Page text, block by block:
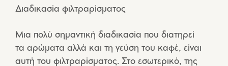
Διαδικασία φιλτραρίσματος
Μια πολύ σημαντική διαδικασία που διατηρεί
τα αρώματα αλλά και τη γεύση του καφέ, είναι
αυτή του φιλτραρίσματος. Στο εσωτερικό, της